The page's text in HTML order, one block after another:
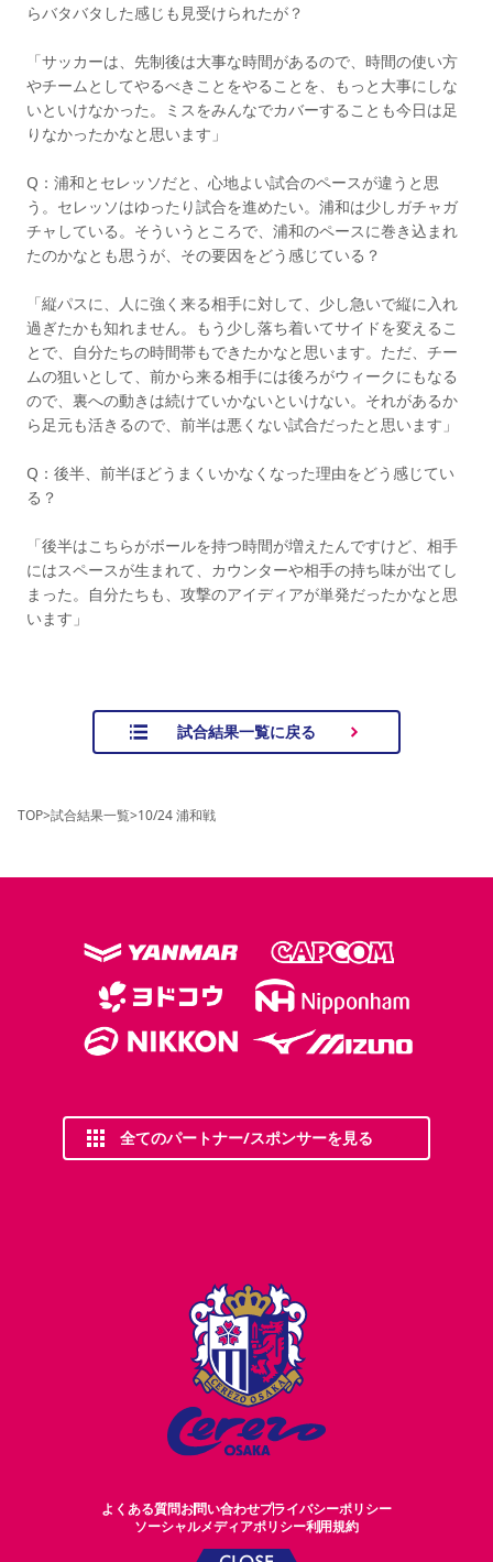
らバタバタした感じも見受けられたが？
「サッカーは、先制後は大事な時間があるので、時間の使い方
やチームとしてやるべきことをやることを、もっと大事にしな
いといけなかった。ミスをみんなでカバーすることも今日は足
りなかったかなと思います」
Q：浦和とセレッソだと、心地よい試合のペースが違うと思
う。セレッソはゆったり試合を進めたい。浦和は少しガチャガ
チャしている。そういうところで、浦和のペースに巻き込まれ
たのかなとも思うが、その要因をどう感じている？
「縦パスに、人に強く来る相手に対して、少し急いで縦に入れ
過ぎたかも知れません。もう少し落ち着いてサイドを変えるこ
とで、自分たちの時間帯もできたかなと思います。ただ、チー
ムの狙いとして、前から来る相手には後ろがウィークにもなる
ので、裏への動きは続けていかないといけない。それがあるか
ら足元も活きるので、前半は悪くない試合だったと思います」
Q：後半、前半ほどうまくいかなくなった理由をどう感じてい
る？
「後半はこちらがボールを持つ時間が増えたんですけど、相手
にはスペースが生まれて、カウンターや相手の持ち味が出てし
まった。自分たちも、攻撃のアイディアが単発だったかなと思
います」
試合結果一覧に戻る
TOP>試合結果一覧>10/24 浦和戦
全てのパートナー/スポンサーを見る
よくある質問お問い合わせプライバシーポリシー
ソーシャルメディアポリシー利用規約